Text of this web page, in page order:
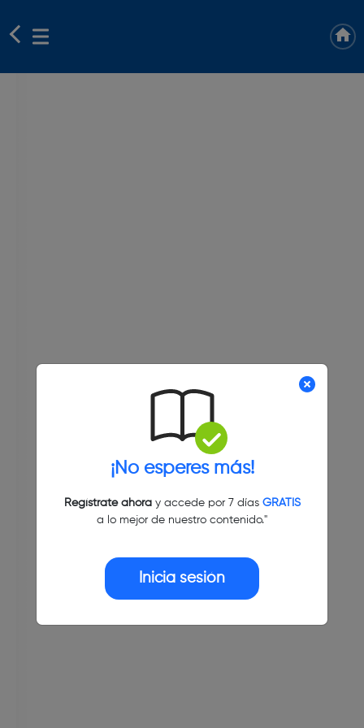
¡No esperes más!
Regístrate ahoray accede por 7 días GRATIS
a lo mejor de nuestro contenido."
Inicia sesión